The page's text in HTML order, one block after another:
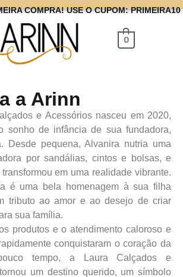
COMPRA! USE O CUPOM: PRIMEIRA10
0
a Arinn
e Acessórios nasceu em 2020,
sonho de infância de sua fundadora,
Desde pequena, Alvanira nutria uma
por sandálias, cintos e bolsas, e
em uma realidade vibrante.
é uma bela homenagem à sua filha
tributo ao amor e ao desejo de criar
sua família.
produtos e o atendimento caloroso e
conquistaram o coração da
tempo, a Laura Calçados e
um destino querido, um símbolo